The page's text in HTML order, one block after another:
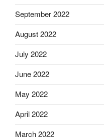
September 2022
August 2022
July 2022
June 2022
May 2022
April 2022
March 2022